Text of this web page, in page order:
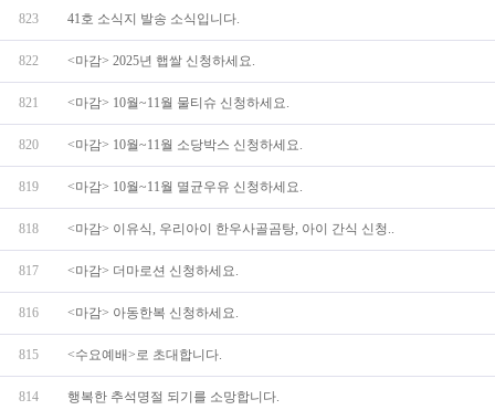
823 41호 소식지 발송 소식입니다.
822 <마감> 2025년 햅쌀 신청하세요.
821 <마감> 10월~11월 물티슈 신청하세요.
820 <마감> 10월~11월 소당박스 신청하세요.
819 <마감> 10월~11월 멸균우유 신청하세요.
818 <마감> 이유식, 우리아이 한우사골곰탕, 아이 간식 신청..
817 <마감> 더마로션 신청하세요.
816 <마감> 아동한복 신청하세요.
815 <수요예배>로 초대합니다.
814 행복한 추석명절 되기를 소망합니다.